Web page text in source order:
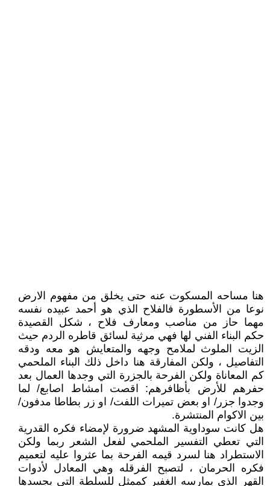
هنا مساحه المسكوت عنه حتى يخلق من مفهوم الارض
نوعا من الأسطورة فالفلاح الذي هو أحمد عبيده نفسه
مهما حاز من مناصب ومعارف فلاح ، شكل القصيدة
حكم البناء الفني لها فهي مرثية لسائق قاطره الردم حيث
الزيت الملوث لملامح وجهه والمتعايش هو معه ودقه
التفاصيل ، ولكن المفارقة هنا داخل ذلك البناء الملحمي
كم المعاناة ولكن الفرحة بالجزرة التي وجدها العمال بعد
حفرهم للأرض بأظافرهم: اقصت امشاط اصابع/ لما
وجدوا جزر/ او بعض تميرات اللفت/ او زر بطاطا مدفون/
بين الاكوام المنتشرة.
هل كانت سوداوية المشهد ضرورة لإمضاء فكره القدرية
التي تعطي التفسير الملحمي لفعل الشعر ربما ولكن
الاستطراد هنا لسرد قيمه الفرحة بما عثروا عليه لتعميم
فكره الحرمان ، لتصبح الفرقله وهي المعادل لأدوات
القهر الذي يمارسه الغفير كممثل للسلطة التي يجسدها